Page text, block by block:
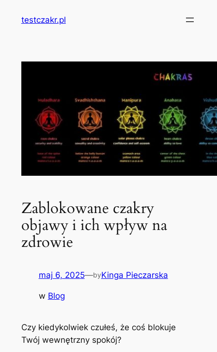
testczakr.pl
Zablokowane czakry
objawy i ich wpływ na
zdrowie
maj 6, 2025—byKinga Pieczarska
w Blog
Czy kiedykolwiek czułeś, że coś blokuje
Twój wewnętrzny spokój?